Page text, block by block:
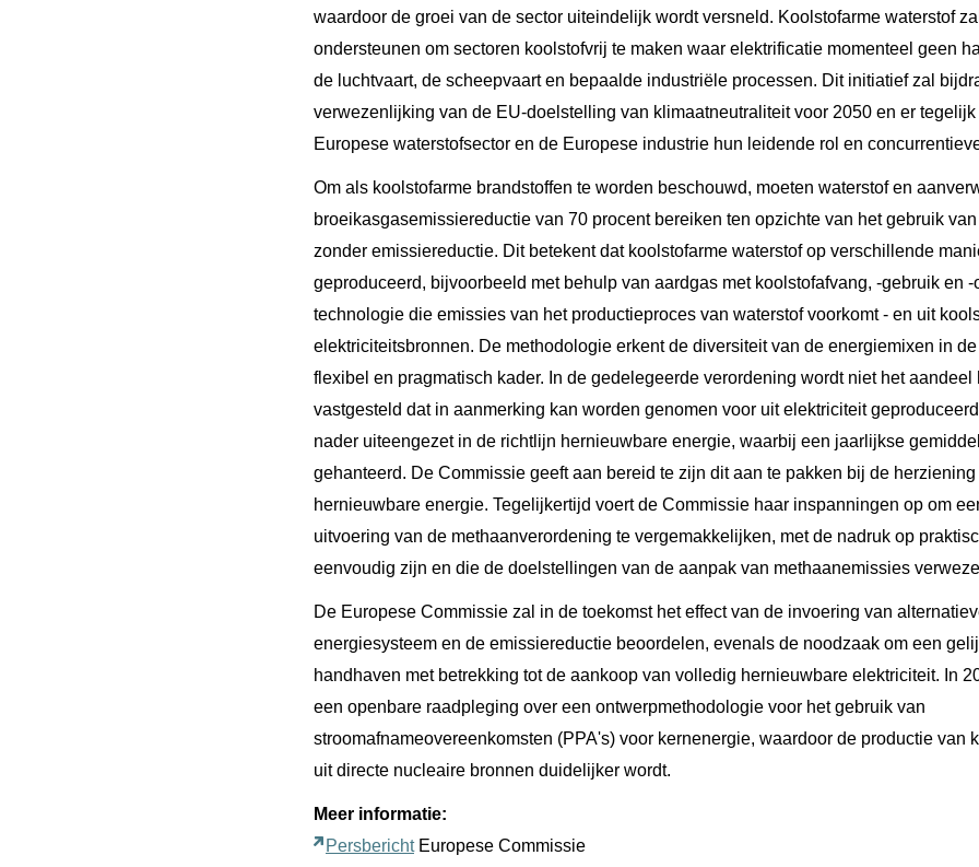
waardoor de groei van de sector uiteindelijk wordt versneld. Koolstofarme waterstof
ondersteunen om sectoren koolstofvrij te maken waar elektrificatie momenteel geen
de luchtvaart, de scheepvaart en bepaalde industriële processen. Dit initiatief zal
verwezenlijking van de EU-doelstelling van klimaatneutraliteit voor 2050 en er
Europese waterstofsector en de Europese industrie hun leidende rol en
Om als koolstofarme brandstoffen te worden beschouwd, moeten waterstof en
broeikasgasemissiereductie van 70 procent bereiken ten opzichte van het gebruik
zonder emissiereductie. Dit betekent dat koolstofarme waterstof op verschillende
geproduceerd, bijvoorbeeld met behulp van aardgas met koolstofafvang, -gebruik en
technologie die emissies van het productieproces van waterstof voorkomt - en uit
elektriciteitsbronnen. De methodologie erkent de diversiteit van de energiemixen in
flexibel en pragmatisch kader. In de gedelegeerde verordening wordt niet het
vastgesteld dat in aanmerking kan worden genomen voor uit elektriciteit
nader uiteengezet in de richtlijn hernieuwbare energie, waarbij een jaarlijkse
gehanteerd. De Commissie geeft aan bereid te zijn dit aan te pakken bij de
hernieuwbare energie. Tegelijkertijd voert de Commissie haar inspanningen op om
uitvoering van de methaanverordening te vergemakkelijken, met de nadruk op
eenvoudig zijn en die de doelstellingen van de aanpak van methaanemissies
De Europese Commissie zal in de toekomst het effect van de invoering van
energiesysteem en de emissiereductie beoordelen, evenals de noodzaak om een
handhaven met betrekking tot de aankoop van volledig hernieuwbare elektriciteit. In
een openbare raadpleging over een ontwerpmethodologie voor het gebruik van
stroomafnameovereenkomsten (PPA's) voor kernenergie, waardoor de productie van
uit directe nucleaire bronnen duidelijker wordt.
Meer informatie:
PersberichtEuropese Commissie